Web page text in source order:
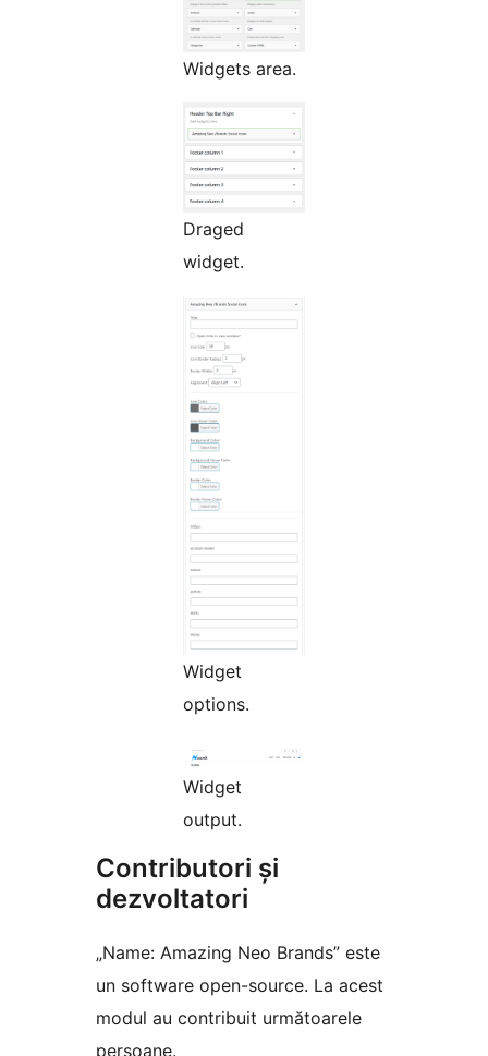
Widgets area.
Draged
widget.
Widget
options.
Widget
output.
Contributori și
dezvoltatori
„Name: Amazing Neo Brands” este
un software open-source. La acest
modul au contribuit următoarele
persoane.